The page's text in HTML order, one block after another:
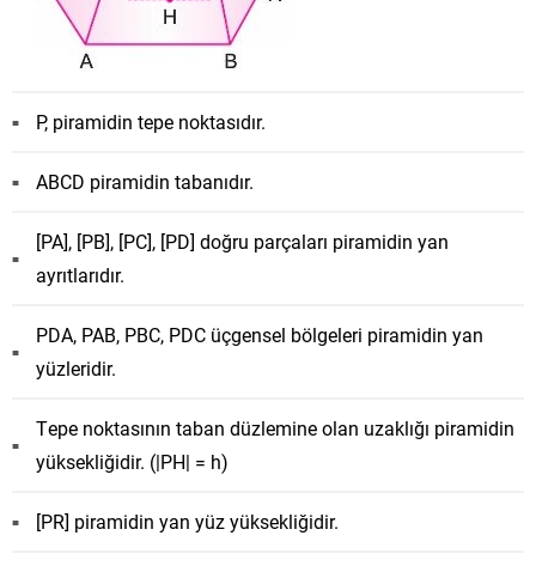
P, piramidin tepe noktasıdır.
ABCD piramidin tabanıdır.
[PA], [PB], [PC], [PD] doğru parçaları piramidin yan
ayrıtlarıdır.
PDA, PAB, PBC, PDC üçgensel bölgeleri piramidin yan
yüzleridir.
Tepe noktasının taban düzlemine olan uzaklığı piramidin
yüksekliğidir. (|PH| = h)
[PR] piramidin yan yüz yüksekliğidir.